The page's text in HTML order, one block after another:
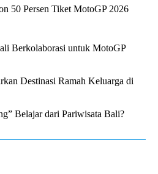
50 Persen Tiket MotoGP 2026
Berkolaborasi untuk MotoGP
Destinasi Ramah Keluarga di
Belajar dari Pariwisata Bali?